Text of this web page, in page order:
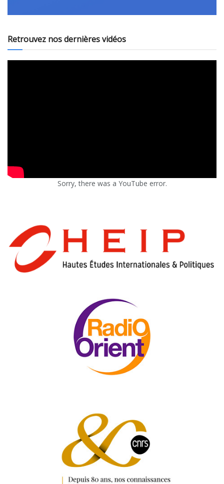
Retrouvez nos dernières vidéos
Sorry, there was a YouTube error.